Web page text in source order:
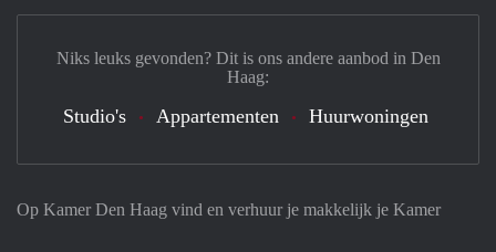
Op Kamer Den Haag vind en verhuur je makkelijk je Kamer
Niks leuks gevonden? Dit is ons andere aanbod in Den
Haag:
Studio's Appartementen Huurwoningen